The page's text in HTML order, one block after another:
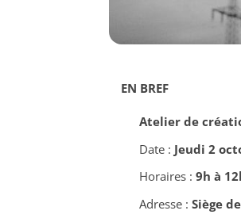
EN BREF
Atelier de
Date : Jeudi 2
Horaires : 9h à
Adresse : Siège